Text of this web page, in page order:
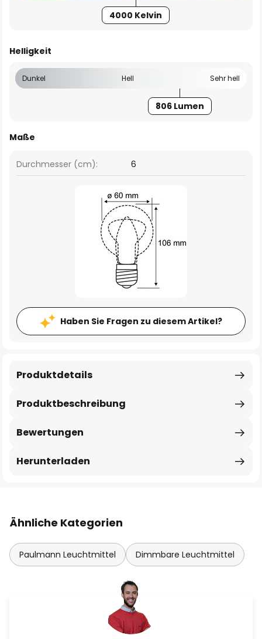
4000 Kelvin
Helligkeit
Dunkel Hell Sehr hell
806 Lumen
Maße
Durchmesser (cm): 6
Haben Sie Fragen zu diesem Artikel?
Produktbeschreibung
Produktdetails
Bewertungen
Herunterladen
Ähnliche Kategorien
Paulmann Leuchtmittel Dimmbare Leuchtmittel